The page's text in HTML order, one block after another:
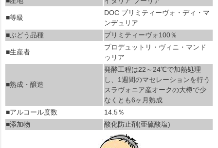
■等級
DOC プリミティーヴォ・ディ・マ
ンデュリア
■ぶどう品種
プリミティーヴォ100％
■生産者
プロデュットリ・ヴィニ・マンド
ゥリア
■熟成・醸造
発酵工程は22～24℃で加熱処理
し、1週間のマセレーションを行う
スラヴォニア産オークの大樽で少
なくとも6ヶ月熟成
■アルコール度数
14.5％
■添加物
酸化防止剤(亜硫酸塩)